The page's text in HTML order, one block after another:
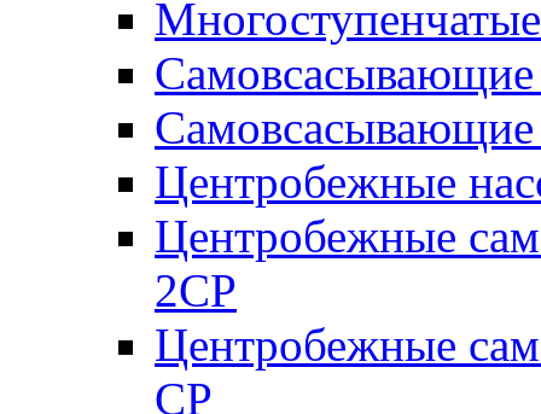
Самовсасывающие
Центробежные
Центробежные
2CP
Центробежные
CP